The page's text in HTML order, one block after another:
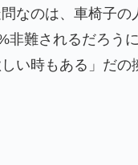
なのは、車椅子の
非難されるだろう
い時もある」だの